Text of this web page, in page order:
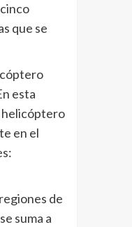
que se
esta
helicóptero
en el
de
suma a